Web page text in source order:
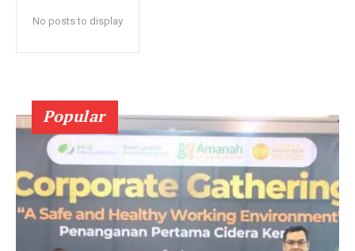
No posts to display
Popular